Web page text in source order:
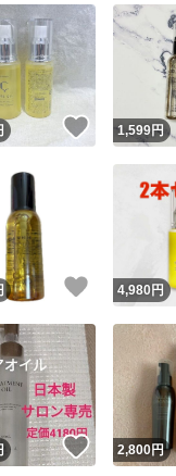
心発送
実績に基づく表示であり
＆安心発送
このユ
このユー
このユー
いいね！
1,599円
いいね！
4,980 円
いいね！
2,800円